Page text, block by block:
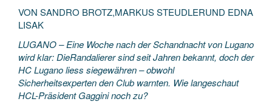
VON SANDRO BROTZ,MARKUS STEUDLERUND EDNA
LISAK
LUGANO – Eine Woche nach der Schandnacht von Lugano
wird klar: DieRandalierer sind seit Jahren bekannt, doch der
HC Lugano liess siegewähren – obwohl
Sicherheitsexpertenden Club warnten. Wie langeschaut
HCL-Präsident Gaggini noch zu?